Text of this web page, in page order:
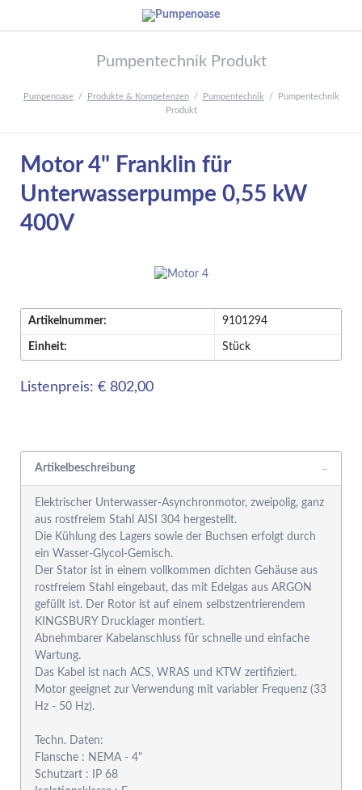
Pumpentechnik Produkt
Pumpenoase Produkte & Kompetenzen Pumpentechnik
Pumpentechnik
Produkt
Motor 4" Franklin für
Unterwasserpumpe 0,55 kW
400V
Artikelnummer: 9101294
Einheit: Stück
Listenpreis: € 802,00
Artikelbeschreibung
Elektrischer Unterwasser-Asynchronmotor, zweipolig, ganz
aus rostfreiem Stahl AISI 304 hergestellt.
Die Kühlung des Lagers sowie der Buchsen erfolgt durch
ein Wasser-Glycol-Gemisch.
Der Stator ist in einem vollkommen dichten Gehäuse aus
rostfreiem Stahl eingebaut, das mit Edelgas aus ARGON
gefüllt ist. Der Rotor ist auf einem selbstzentrierendem
KINGSBURY Drucklager montiert.
Abnehmbarer Kabelanschluss für schnelle und einfache
Wartung.
Das Kabel ist nach ACS, WRAS und KTW zertifiziert.
Motor geeignet zur Verwendung mit variabler Frequenz (33
Hz - 50 Hz).
Techn. Daten:
Flansche : NEMA - 4"
Schutzart : IP 68